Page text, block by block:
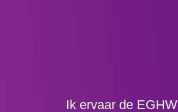
Ik ervaar de